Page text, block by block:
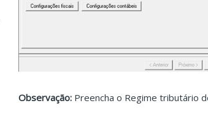
Observação: Preencha o Regime tributário